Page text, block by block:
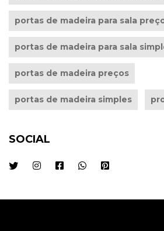
portas de madeira para sala
portas de madeira para sala
portas de madeira preços
portas de madeira simples
SOCIAL